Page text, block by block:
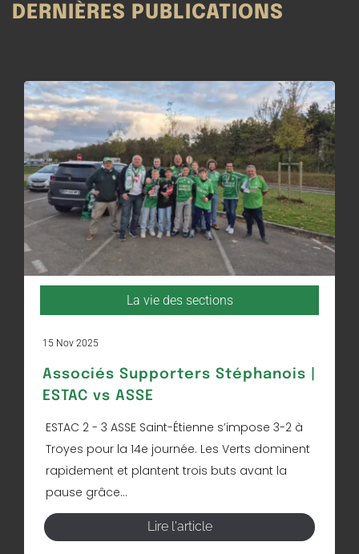
DERNIÈRES PUBLICATIONS
La vie des sections
15 Nov 2025
Associés Supporters Stéphanois |
ESTAC vs ASSE
ESTAC 2 - 3 ASSE Saint-Étienne s’impose 3-2 à
Troyes pour la 14e journée. Les Verts dominent
rapidement et plantent trois buts avant la
pause grâce...
Lire l'article